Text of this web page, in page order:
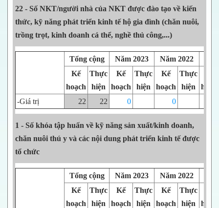
22 - Số NKT/người nhà của NKT được đào tạo về kiến
thức, kỹ năng phát triển kinh tế hộ gia đình (chăn nuôi,
trồng trọt, kinh doanh cá thể, nghề thủ công,...)
Tổng cộng Năm 2023 Năm 2022
Kế
hoạch
Thực
hiện
Kế
hoạch
Thực
hiện
Kế
hoạch
Thực
hiện
-Giá trị
22 22 0 0
1 - Số khóa tập huấn về kỹ năng sản xuất/kinh doanh,
chăn nuôi thú y và các nội dung phát triển kinh tế được
tổ chức
Tổng cộng Năm 2023 Năm 2022
Kế
hoạch
Thực
hiện
Kế
hoạch
Thực
hiện
Kế
hoạch
Thực
hiện